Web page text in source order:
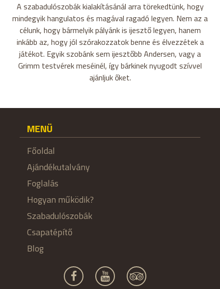
A szabadulószobák kialakításánál arra törekedtünk, hogy
mindegyik hangulatos és magával ragadó legyen. Nem az a
célunk, hogy bármelyik pályánk is ijesztő legyen, hanem
inkább az, hogy jól szórakozzatok benne és élvezzétek a
játékot. Egyik szobánk sem ijesztőbb Andersen, vagy a
Grimm testvérek meséinél, így bárkinek nyugodt szívvel
ajánljuk őket.
MENÜ
Főoldal
Ajándékutalvány
Foglalás
Hogyan működik?
Szabadulószobák
Csapatépítő
Blog